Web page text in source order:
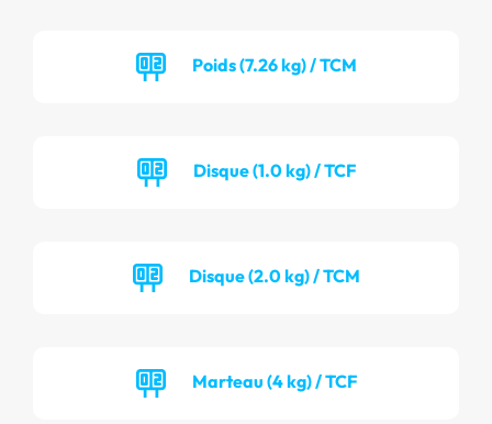
Poids (7.26 kg) / TCM
Disque (1.0 kg) / TCF
Disque (2.0 kg) / TCM
Marteau (4 kg) / TCF